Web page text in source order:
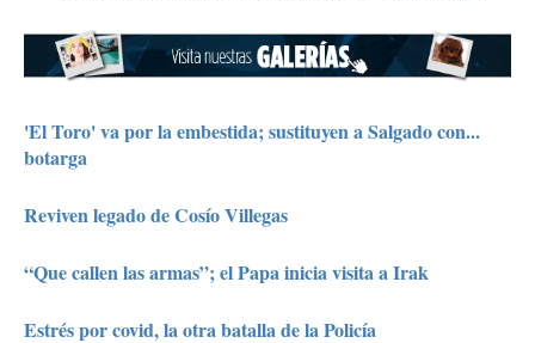
'El Toro' va por la embestida; sustituyen a Salgado con...
botarga
Reviven legado de Cosío Villegas
“Que callen las armas”; el Papa inicia visita a Irak
Estrés por covid, la otra batalla de la Policía